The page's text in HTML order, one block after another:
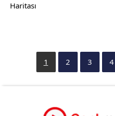
Haritası
1 2 3 4